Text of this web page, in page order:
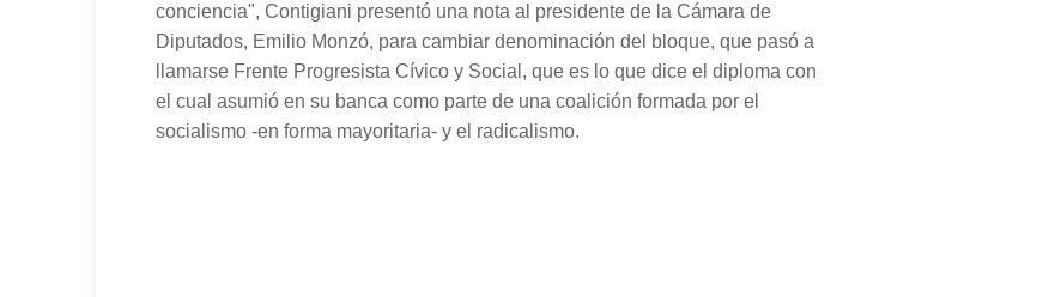
conciencia", Contigiani presentó una nota al presidente de la Cámara de
Diputados, Emilio Monzó, para cambiar denominación del bloque, que pasó a
llamarse Frente Progresista Cívico y Social, que es lo que dice el diploma con
el cual asumió en su banca como parte de una coalición formada por el
socialismo -en forma mayoritaria- y el radicalismo.